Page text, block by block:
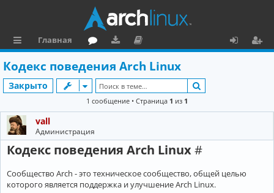
ы
л
к
и
Главная
ру
м
ру
зк
и
ку
м
е
та
и
р
Кодекс поведения Arch Linux
Закрыто
1 сообщение • Страница 1 из 1
vall
Администрация
Кодекс поведения Arch Linux#
Сообщество Arch - это техническое сообщество, общей целью
которого является поддержка и улучшение Arch Linux.